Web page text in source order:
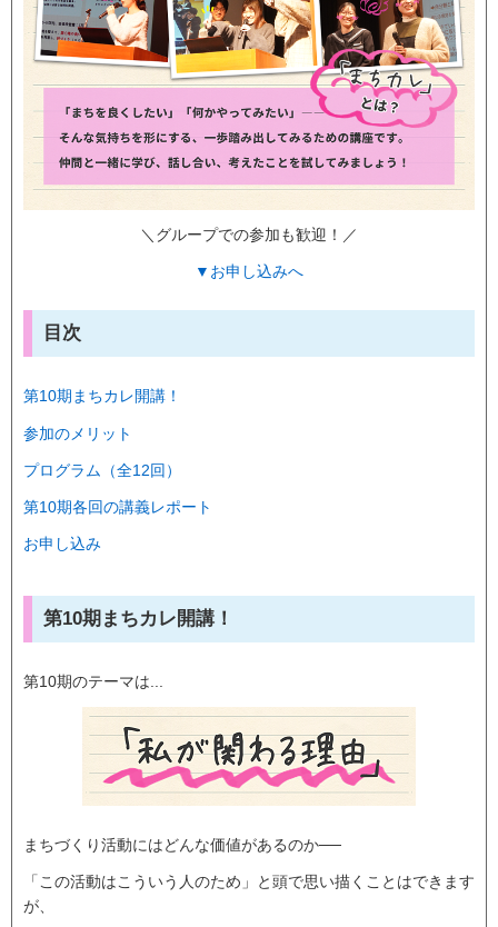
＼グループでの参加も歓迎！／
▼お申し込みへ
目次
第10期まちカレ開講！
参加のメリット
プログラム（全12回）
第10期各回の講義レポート
お申し込み
第10期まちカレ開講！
第10期のテーマは...
まちづくり活動にはどんな価値があるのか──
「この活動はこういう人のため」と頭で思い描くことはできます
が、